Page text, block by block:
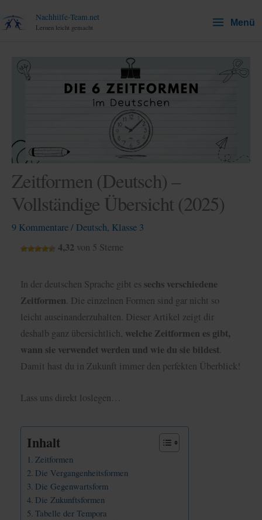
Inhalt
Nachhilfe-Team.net
Lernen leicht gemacht Menü
Zeitformen (Deutsch) –
Vollständige Übersicht (2025)
9 Kommentare/ Deutsch, Klasse 3
4,32 von 5 Sterne
In der deutschen Sprache gibt es sechs verschiedene
Zeitformen . Die einzelnen Formen sind gar nicht so
leicht auseinanderzuhalten. Dieser Artikel zeigt dir
deshalb ganz übersichtlich, welche Zeitformen es gibt,
wann sie verwendet werden und wie du sie bildest
Damit hast du in Zukunft immer den perfekten Überblick!
Lass uns direkt loslegen…
Inhalt
Zeitformen
Die Vergangenheitsformen
Die Gegenwartsform
Die Zukunftsformen
Tabelle der Tempora